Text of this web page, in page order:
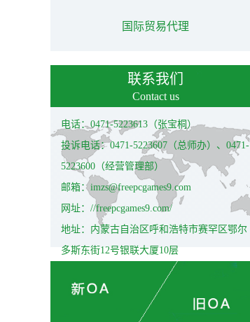
国际贸易代理
联系我们
Contact us
电话：0471-5223613（张宝桐）
投诉电话：0471-5223607（总师办）、0471-
5223600（经营管理部）
邮箱：imzs@freepcgames9.com
网址：//freepcgames9.com/
地址：内蒙古自治区呼和浩特市赛罕区鄂尔
多斯东街12号银联大厦10层